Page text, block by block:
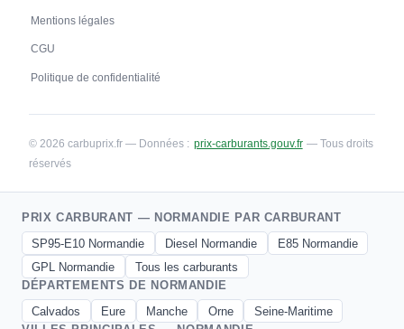
Mentions légales
CGU
Politique de confidentialité
© 2026 carbuprix.fr — Données : prix-carburants.gouv.fr — Tous droits
réservés
PRIX CARBURANT — NORMANDIE PAR CARBURANT
SP95-E10 Normandie
Diesel Normandie
E85 Normandie
GPL Normandie
Tous les carburants
DÉPARTEMENTS DE NORMANDIE
Calvados
Eure Manche Orne
Seine-Maritime